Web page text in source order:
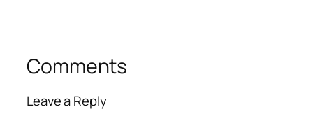
Comments
Leave a Reply